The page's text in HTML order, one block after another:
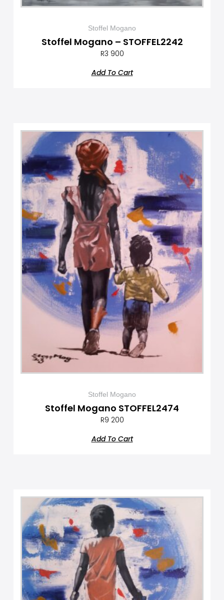
Stoffel Mogano
Stoffel Mogano – STOFFEL2242
R3 900
Add To Cart
Stoffel Mogano
Stoffel Mogano STOFFEL2474
R9 200
Add To Cart